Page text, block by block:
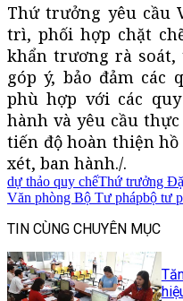
Thứ trưởng yêu cầu
trì, phối hợp chặt
khẩn trương rà soát,
góp ý, bảo đảm
phù hợp với các
hành và yêu cầu
tiến độ hoàn thiện
xét, ban hành./.
dự thảo quy chếThứ trưởng
Văn phòng Bộ Tư phápbộ tư
TIN CÙNG CHUYÊN MỤC